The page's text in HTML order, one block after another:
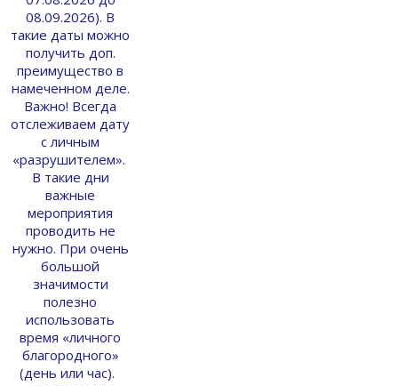
08.09.2026). В
такие даты можно
получить доп.
преимущество в
намеченном деле.
Важно! Всегда
отслеживаем дату
с личным
«разрушителем».
В такие дни
важные
мероприятия
проводить не
нужно. При очень
большой
значимости
полезно
использовать
время «личного
благородного»
(день или час).